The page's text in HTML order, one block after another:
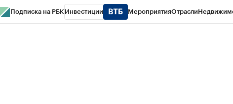
Подписка на РБК Инвестиции МероприятияОтрасли